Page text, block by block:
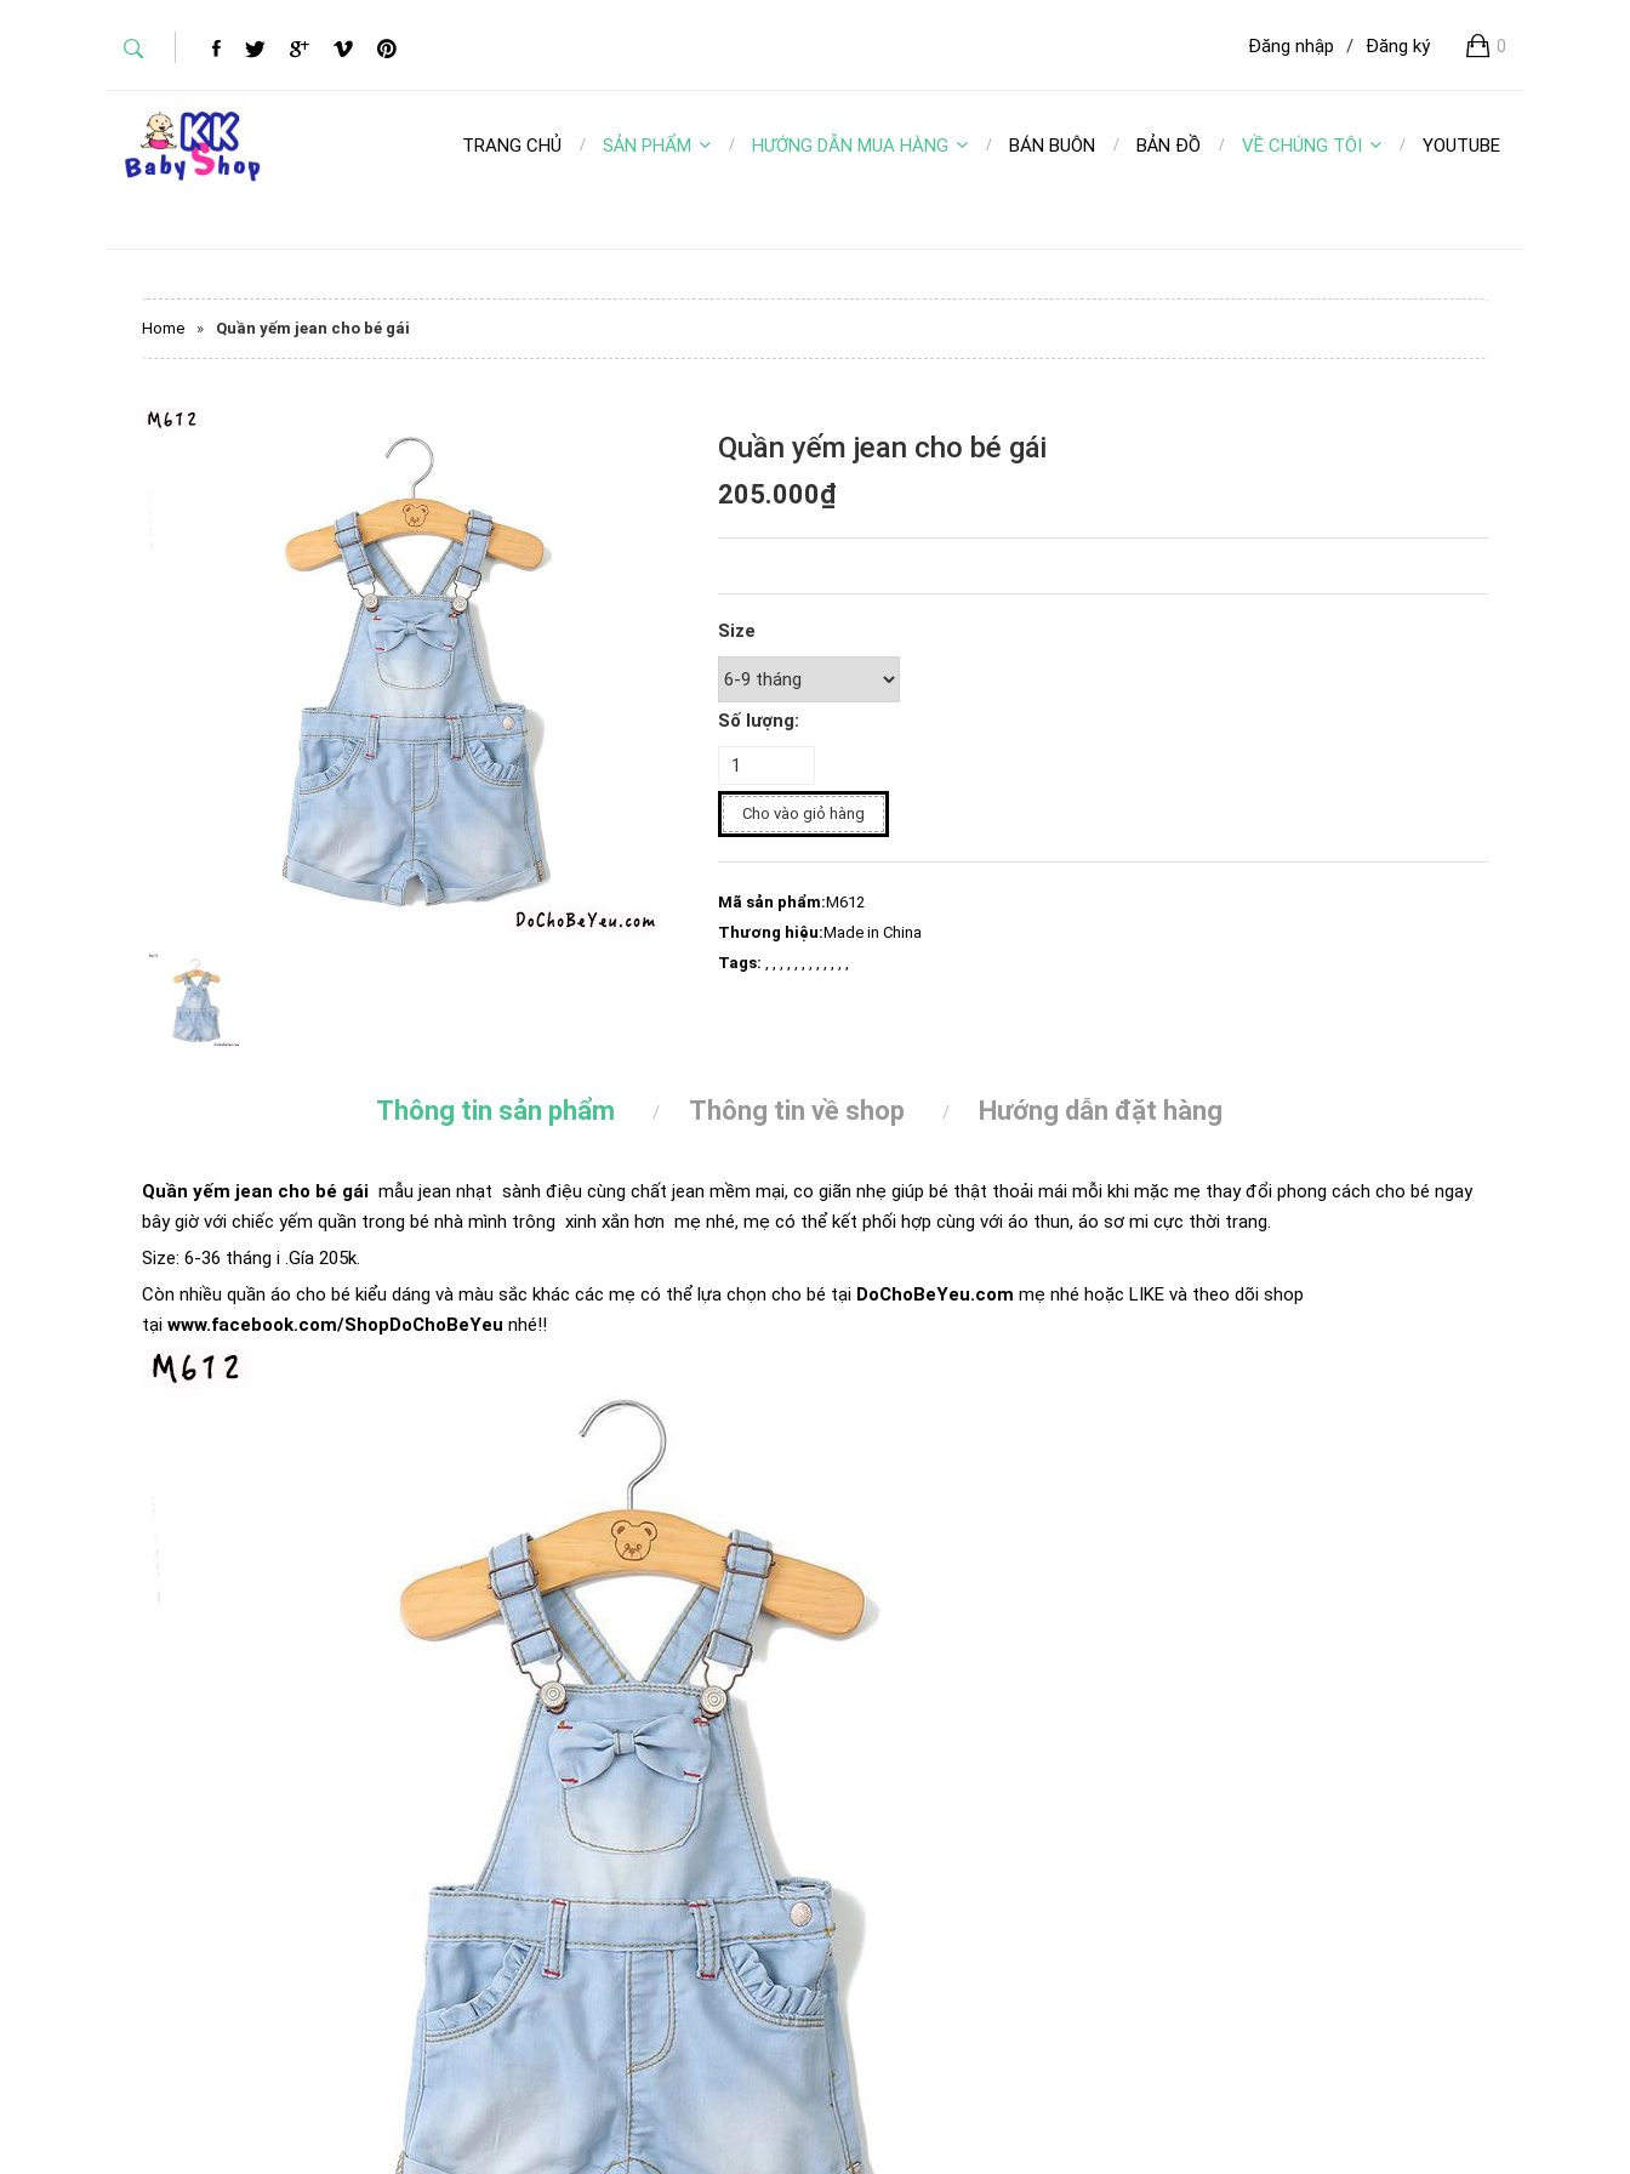
0
Đăng ký
/
Đăng nhập
TRANG CHỦ SẢN PHẨM HƯỚNG DẪN MUA HÀNG BÁN BUÔN BẢN ĐỒ VỀ CHÚNG TÔI YOUTUBE
Home » Quần yếm jean cho bé gái
Quần yếm jean cho bé gái
205.000₫
Size
Số lượng:
Cho vào giỏ hàng
Mã sản phẩm:M612
Thương hiệu:Made in China
Tags: , , , , , , , , , , , ,
Thông tin sản phẩm Thông tin về shop Hướng dẫn đặt hàng
Quần yếm jean cho bé gái mẫu jean nhạt sành điệu cùng chất jean mềm mại, co giãn nhẹ giúp bé thật thoải mái mỗi khi mặc mẹ thay đổi phong cách cho bé ngay
bây giờ với chiếc yếm quần trong bé nhà mình trông xinh xắn hơn mẹ nhé, mẹ có thể kết phối hợp cùng với áo thun, áo sơ mi cực thời trang.
Size: 6-36 tháng i .Gía 205k.
Còn nhiều quần áo cho bé kiểu dáng và màu sắc khác các mẹ có thể lựa chọn cho bé tại DoChoBeYeu.com mẹ nhé hoặc LIKE và theo dõi shop
tại www.facebook.com/ShopDoChoBeYeu nhé!!